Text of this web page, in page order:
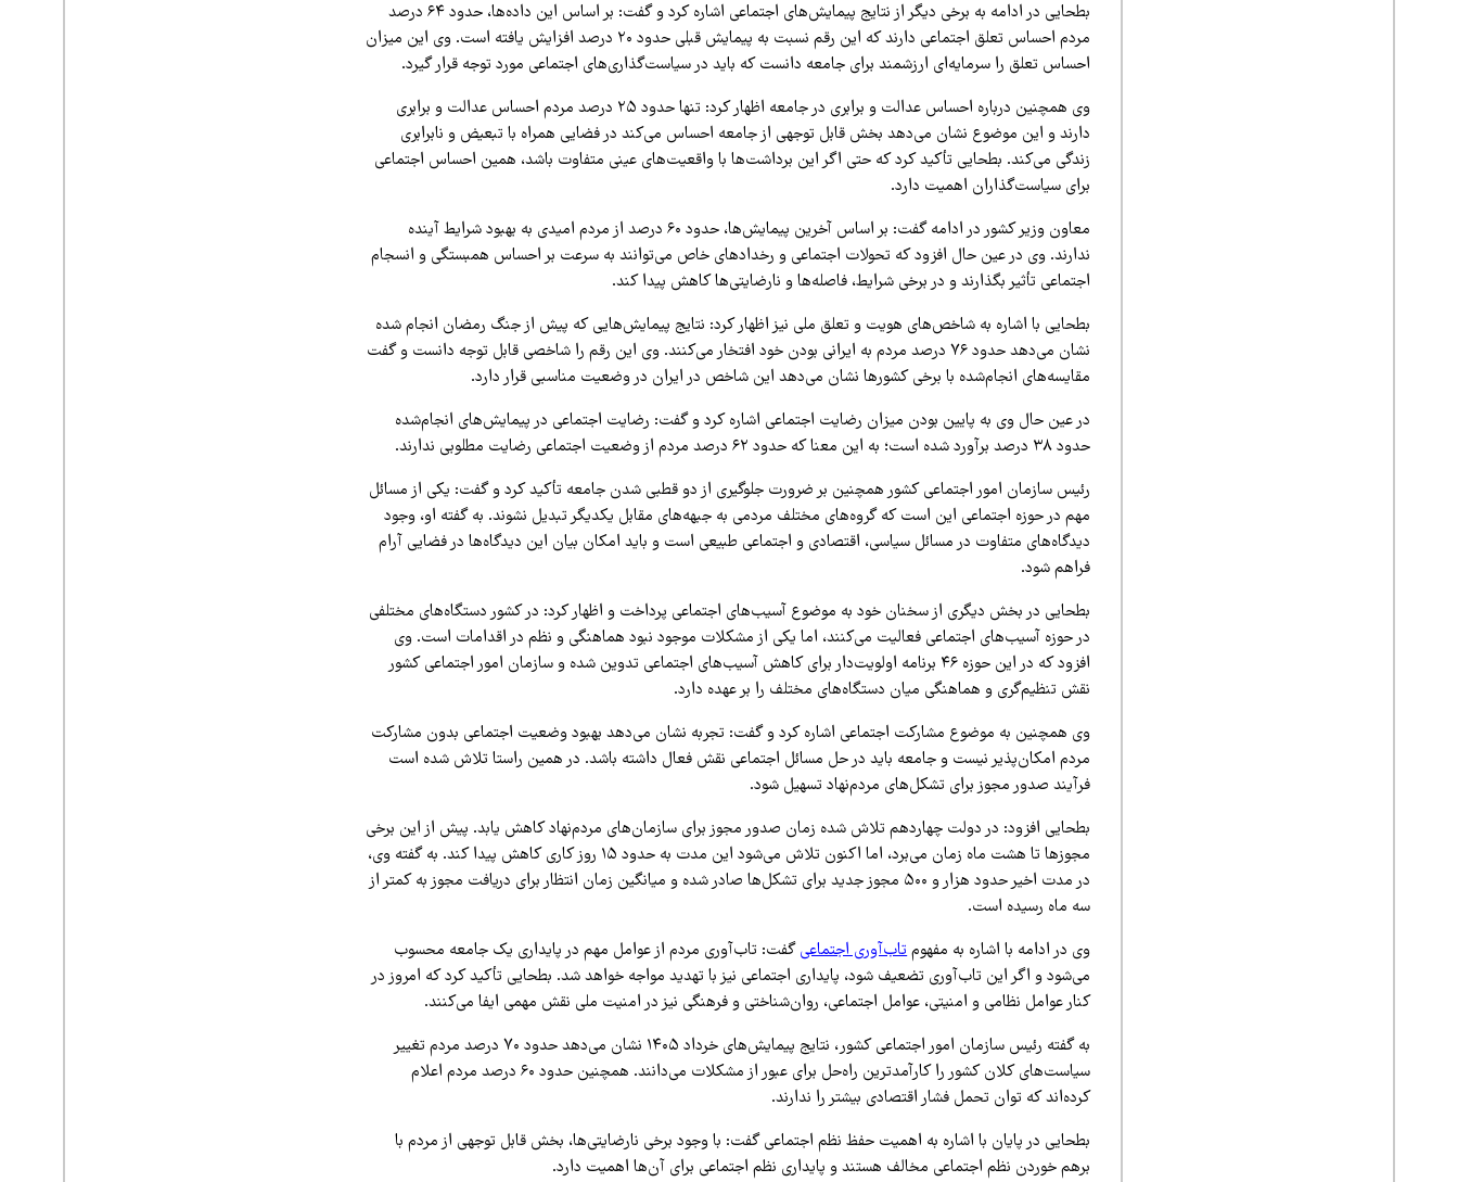
بطحایی در ادامه به برخی دیگر از نتایج پیمایش‌های اجتماعی اشاره کرد و گفت: بر اساس این داده‌ها، حدود ۶۴ درصد
مردم احساس تعلق اجتماعی دارند که این رقم نسبت به پیمایش قبلی حدود ۲۰ درصد افزایش یافته است. وی این میزان
احساس تعلق را سرمایه‌ای ارزشمند برای جامعه دانست که باید در سیاست‌گذاری‌های اجتماعی مورد توجه قرار گیرد.
وی همچنین درباره احساس عدالت و برابری در جامعه اظهار کرد: تنها حدود ۲۵ درصد مردم احساس عدالت و برابری
دارند و این موضوع نشان می‌دهد بخش قابل توجهی از جامعه احساس می‌کند در فضایی همراه با تبعیض و نابرابری
زندگی می‌کند. بطحایی تأکید کرد که حتی اگر این برداشت‌ها با واقعیت‌های عینی متفاوت باشد، همین احساس اجتماعی
برای سیاست‌گذاران اهمیت دارد.
معاون وزیر کشور در ادامه گفت: بر اساس آخرین پیمایش‌ها، حدود ۶۰ درصد از مردم امیدی به بهبود شرایط آینده
ندارند. وی در عین حال افزود که تحولات اجتماعی و رخدادهای خاص می‌توانند به سرعت بر احساس همبستگی و انسجام
اجتماعی تأثیر بگذارند و در برخی شرایط، فاصله‌ها و نارضایتی‌ها کاهش پیدا کند.
بطحایی با اشاره به شاخص‌های هویت و تعلق ملی نیز اظهار کرد: نتایج پیمایش‌هایی که پیش از جنگ رمضان انجام شده
نشان می‌دهد حدود ۷۶ درصد مردم به ایرانی بودن خود افتخار می‌کنند. وی این رقم را شاخصی قابل توجه دانست و گفت
مقایسه‌های انجام‌شده با برخی کشورها نشان می‌دهد این شاخص در ایران در وضعیت مناسبی قرار دارد.
در عین حال وی به پایین بودن میزان رضایت اجتماعی اشاره کرد و گفت: رضایت اجتماعی در پیمایش‌های انجام‌شده
حدود ۳۸ درصد برآورد شده است؛ به این معنا که حدود ۶۲ درصد مردم از وضعیت اجتماعی رضایت مطلوبی ندارند.
رئیس سازمان امور اجتماعی کشور همچنین بر ضرورت جلوگیری از دو قطبی شدن جامعه تأکید کرد و گفت: یکی از مسائل
مهم در حوزه اجتماعی این است که گروه‌های مختلف مردمی به جبهه‌های مقابل یکدیگر تبدیل نشوند. به گفته او، وجود
دیدگاه‌های متفاوت در مسائل سیاسی، اقتصادی و اجتماعی طبیعی است و باید امکان بیان این دیدگاه‌ها در فضایی آرام
فراهم شود.
بطحایی در بخش دیگری از سخنان خود به موضوع آسیب‌های اجتماعی پرداخت و اظهار کرد: در کشور دستگاه‌های مختلفی
در حوزه آسیب‌های اجتماعی فعالیت می‌کنند، اما یکی از مشکلات موجود نبود هماهنگی و نظم در اقدامات است. وی
افزود که در این حوزه ۴۶ برنامه اولویت‌دار برای کاهش آسیب‌های اجتماعی تدوین شده و سازمان امور اجتماعی کشور
نقش تنظیم‌گری و هماهنگی میان دستگاه‌های مختلف را بر عهده دارد.
وی همچنین به موضوع مشارکت اجتماعی اشاره کرد و گفت: تجربه نشان می‌دهد بهبود وضعیت اجتماعی بدون مشارکت
مردم امکان‌پذیر نیست و جامعه باید در حل مسائل اجتماعی نقش فعال داشته باشد. در همین راستا تلاش شده است
فرآیند صدور مجوز برای تشکل‌های مردم‌نهاد تسهیل شود.
بطحایی افزود: در دولت چهاردهم تلاش شده زمان صدور مجوز برای سازمان‌های مردم‌نهاد کاهش یابد. پیش از این برخی
مجوزها تا هشت ماه زمان می‌برد، اما اکنون تلاش می‌شود این مدت به حدود ۱۵ روز کاری کاهش پیدا کند. به گفته وی،
در مدت اخیر حدود هزار و ۵۰۰ مجوز جدید برای تشکل‌ها صادر شده و میانگین زمان انتظار برای دریافت مجوز به کمتر از
سه ماه رسیده است.
وی در ادامه با اشاره به مفهومتاب‌آوری اجتماعیگفت: تاب‌آوری مردم از عوامل مهم در پایداری یک جامعه محسوب
می‌شود و اگر این تاب‌آوری تضعیف شود، پایداری اجتماعی نیز با تهدید مواجه خواهد شد. بطحایی تأکید کرد که امروز در
کنار عوامل نظامی و امنیتی، عوامل اجتماعی، روان‌شناختی و فرهنگی نیز در امنیت ملی نقش مهمی ایفا می‌کنند.
به گفته رئیس سازمان امور اجتماعی کشور، نتایج پیمایش‌های خرداد ۱۴۰۵ نشان می‌دهد حدود ۷۰ درصد مردم تغییر
سیاست‌های کلان کشور را کارآمدترین راه‌حل برای عبور از مشکلات می‌دانند. همچنین حدود ۶۰ درصد مردم اعلام
کرده‌اند که توان تحمل فشار اقتصادی بیشتر را ندارند.
بطحایی در پایان با اشاره به اهمیت حفظ نظم اجتماعی گفت: با وجود برخی نارضایتی‌ها، بخش قابل توجهی از مردم با
برهم خوردن نظم اجتماعی مخالف هستند و پایداری نظم اجتماعی برای آن‌ها اهمیت دارد.